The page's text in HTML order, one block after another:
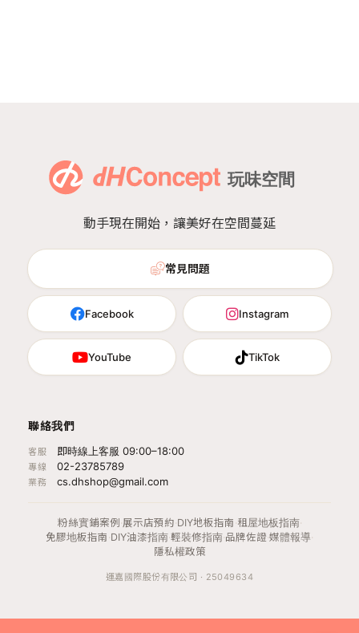
動手現在開始，讓美好在空間蔓延
常見問題
Facebook Instagram
YouTube TikTok
聯絡我們
客服 即時線上客服 09:00–18:00
專線 02-23785789
業務 cs.dhshop@gmail.com
粉絲實鋪案例 ·展示店預約·DIY地板指南 ·租屋地板指南·
免膠地板指南 ·DIY油漆指南·輕裝修指南·品牌佐證·媒體報導·
隱私權政策
運嘉國際股份有限公司 · 25049634